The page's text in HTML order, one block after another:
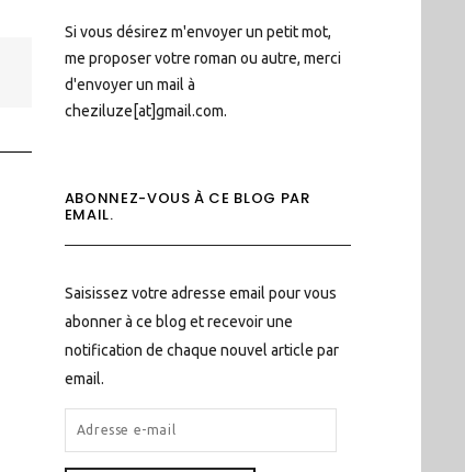
Si vous désirez m'envoyer un petit mot,
me proposer votre roman ou autre, merci
d'envoyer un mail à
cheziluze[at]gmail.com.
ABONNEZ-VOUS À CE BLOG PAR
EMAIL.
Saisissez votre adresse email pour vous
abonner à ce blog et recevoir une
notification de chaque nouvel article par
email.
ADRESSE
E-